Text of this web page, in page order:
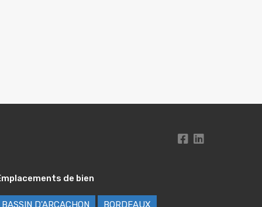
de bien
BASSIN D'ARCACHON BORDEAUX